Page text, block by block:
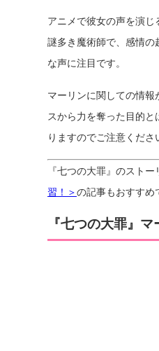
アニメで彼女の声を演
謎多き魔術師で、感情の
な声に注目です。
マーリンに関しての情
スから力を奪った目的
りますのでご注意くださ
『七つの大罪』のスト
習！＞の記事もおすすめ
『七つの大罪』